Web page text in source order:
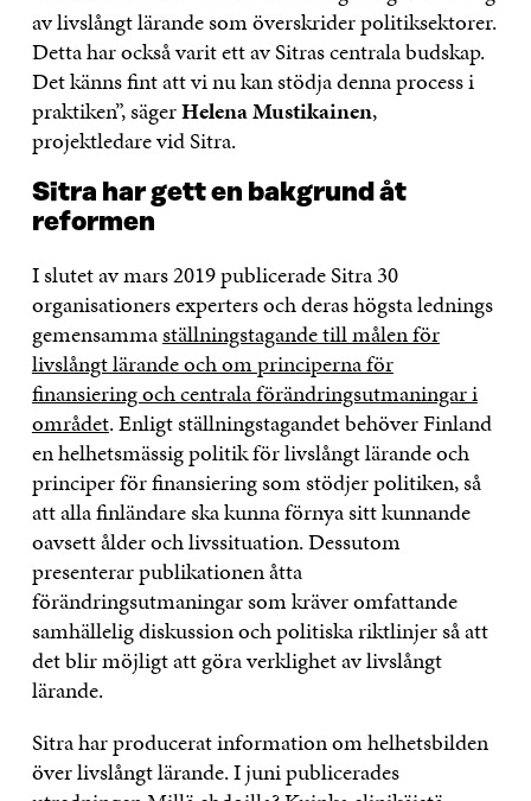
av livslångt lärande som överskrider politiksektorer.
Detta har också varit ett av Sitras centrala budskap.
Det känns fint att vi nu kan stödja denna process i
praktiken”, sägerHelena Mustikainen,
projektledare vid Sitra.
Sitra har gett en bakgrund åt
reformen
I slutet av mars 2019 publicerade Sitra 30
organisationers experters och deras högsta lednings
gemensammaställningstagande till målen för
livslångt lärande och om principerna för
finansiering och centrala förändringsutmaningar i
området. Enligt ställningstagandet behöver Finland
en helhetsmässig politik för livslångt lärande och
principer för finansiering som stödjer politiken, så
att alla finländare ska kunna förnya sitt kunnande
oavsett ålder och livssituation. Dessutom
presenterar publikationen åtta
förändringsutmaningar som kräver omfattande
samhällelig diskussion och politiska riktlinjer så att
det blir möjligt att göra verklighet av livslångt
lärande.
Sitra har producerat information om helhetsbilden
över livslångt lärande. I juni publicerades